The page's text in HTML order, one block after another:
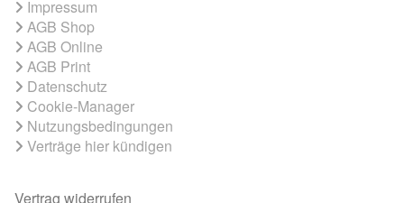
Impressum
AGB Shop
AGB Online
AGB Print
Datenschutz
Cookie-Manager
Nutzungsbedingungen
Verträge hier kündigen
Vertrag widerrufen